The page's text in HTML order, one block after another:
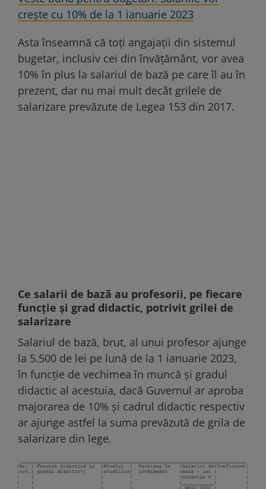
crește cu 10% de la 1 ianuarie 2023
Asta înseamnă că toți angajații din sistemul
bugetar, inclusiv cei din învățământ, vor avea
10% în plus la salariul de bază pe care îl au în
prezent, dar nu mai mult decât grilele de
salarizare prevăzute de Legea 153 din 2017.
Ce salarii de bază au profesorii, pe fiecare
funcție și grad didactic, potrivit grilei de
salarizare
Salariul de bază, brut, al unui profesor ajunge
la 5.500 de lei pe lună de la 1 ianuarie 2023,
în funcție de vechimea în muncă și gradul
didactic al acestuia, dacă Guvernul ar aproba
majorarea de 10% și cadrul didactic respectiv
ar ajunge astfel la suma prevăzută de grila de
salarizare din lege.